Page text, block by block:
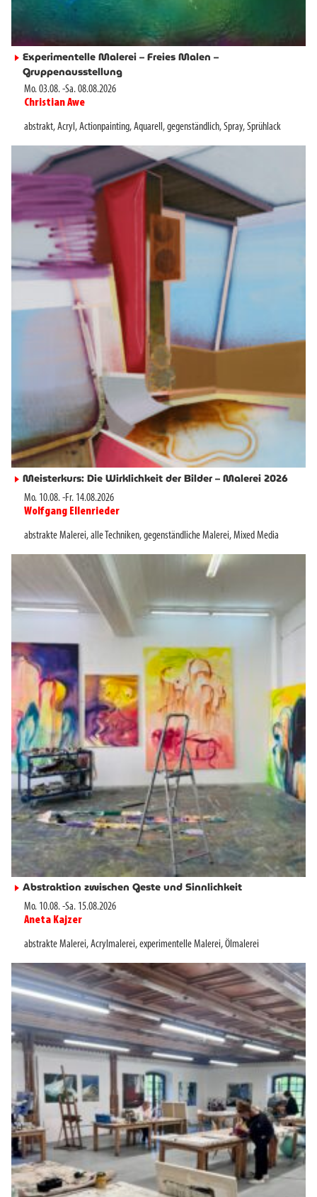
► Experimentelle Malerei – Freies Malen –
Gruppenausstellung
Mo. 03.08.-Sa. 08.08.2026
Christian Awe
abstrakt,Acryl ,Actionpainting,Aquarell ,gegenständlich,Spray,Sprühlack
► Meisterkurs: Die Wirklichkeit der Bilder – Malerei 2026
Mo. 10.08.-Fr. 14.08.2026
Wolfgang Ellenrieder
abstrakte Malerei,alle Techniken,gegenständliche Malerei,Mixed Media
► Abstraktion zwischen Geste und Sinnlichkeit
Mo. 10.08.-Sa. 15.08.2026
Aneta Kajzer
abstrakte Malerei,Acrylmalerei,experimentelle Malerei,Ölmalerei